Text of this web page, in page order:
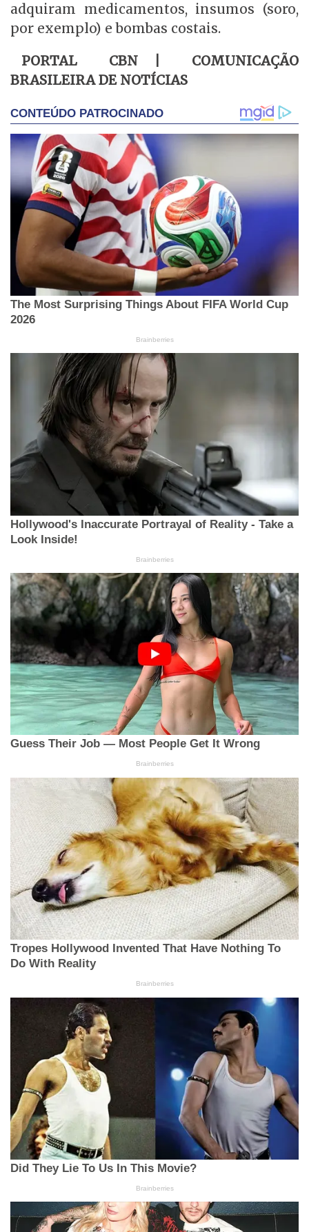
adquiram medicamentos, insumos (soro,
por exemplo) e bombas costais.
PORTAL CBN | COMUNICAÇÃO
BRASILEIRA DE NOTÍCIAS